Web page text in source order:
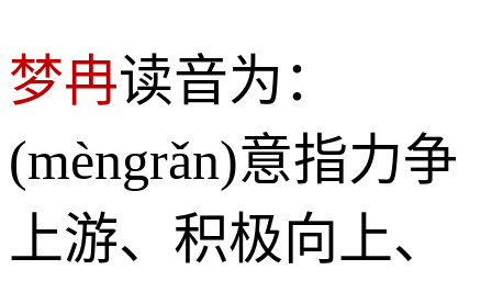
梦冉读音为：
(mèngrǎn)意指力争
上游、积极向上、